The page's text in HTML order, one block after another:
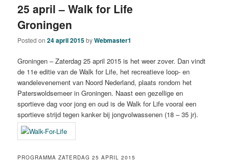
25 april – Walk for Life
Groningen
Posted on24 april 2015byWebmaster1
Groningen – Zaterdag 25 april 2015 is het weer zover. Dan vindt
de 11e editie van de Walk for Life, het recreatieve loop- en
wandelevenement van Noord Nederland, plaats rondom het
Paterswoldsemeer in Groningen. Naast een gezellige en
sportieve dag voor jong en oud is de Walk for Life vooral een
sportieve strijd tegen kanker bij jongvolwassenen (18 – 35 jr).
PROGRAMMA ZATERDAG 25 APRIL 2015